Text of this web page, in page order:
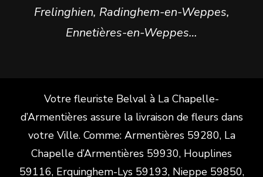
Frelinghien, Radinghem-en-Weppes,
Ennetières-en-Weppes…
Votre fleuriste Belval à La Chapelle-
d’Armentières assure la livraison de fleurs dans
votre Ville. Comme: Armentières 59280, La
Chapelle d’Armentières 59930, Houplines
59116, Erquinghem-Lys 59193, Nieppe 59850,